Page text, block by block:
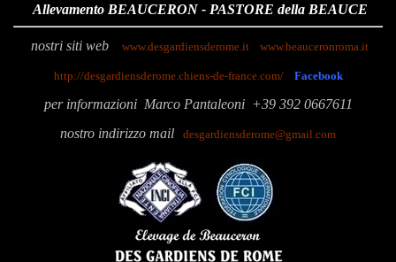
Allevamento BEAUCERON - PASTORE della BEAUCE
nostri siti web www.desgardiensderome.it www.beauceronroma.it
http://desgardiensderome.chiens-de-france.com/ Facebook
per informazioni Marco Pantaleoni +39 392 0667611
nostro indirizzo mail
desgardiensderome@gmail.com